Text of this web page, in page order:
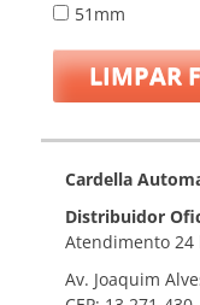
51mm
LIMPAR
Cardella
Distribuidor
Atendimento
Av. Joaquim